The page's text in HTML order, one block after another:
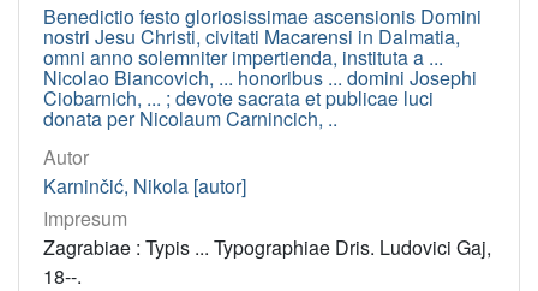
Benedictio festo gloriosissimae ascensionis Domini
nostri Jesu Christi, civitati Macarensi in Dalmatia,
omni anno solemniter impertienda, instituta a ...
Nicolao Biancovich, ... honoribus ... domini Josephi
Ciobarnich, ... ; devote sacrata et publicae luci
donata per Nicolaum Carnincich, ..
Autor
Karninčić, Nikola [autor]
Impresum
Zagrabiae : Typis ... Typographiae Dris. Ludovici Gaj,
18--.